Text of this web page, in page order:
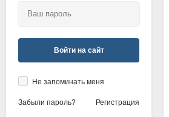
Войти на сайт
Не запоминать меня
Забыли пароль? Регистрация